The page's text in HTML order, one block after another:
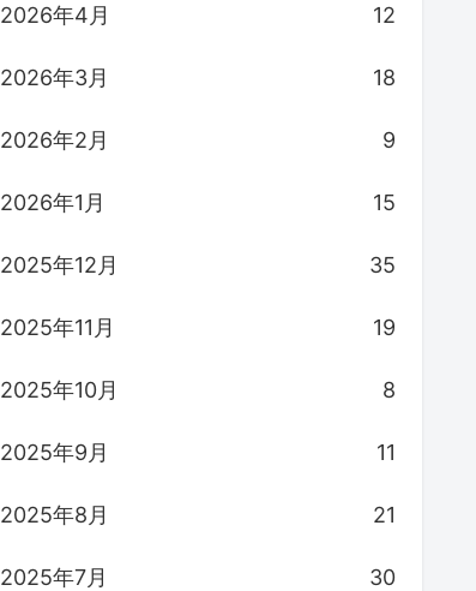
2026年4月 12
2026年3月 18
2026年2月 9
2026年1月 15
2025年12月 35
2025年11月 19
2025年10月 8
2025年9月 11
2025年8月 21
2025年7月 30